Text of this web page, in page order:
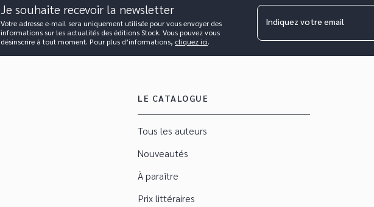
Je souhaite recevoir la newsletter
Votre adresse e-mail sera uniquement utilisée pour vous envoyer des
informations sur les actualités des éditions Stock. Vous pouvez vous
désinscrire à tout moment. Pour plus d’informations, cliquez ici.
Indiquez votre email
LE CATALOGUE
Tous les auteurs
Nouveautés
À paraître
Prix littéraires